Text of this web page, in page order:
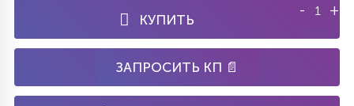
КУПИТЬ
- +
ЗАПРОСИТЬ КП 📄